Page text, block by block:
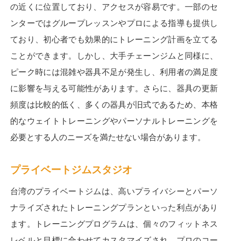
の近くに位置しており、アクセスが容易です。一部のセ
ンターではグループレッスンやプロによる指導も提供し
ており、初心者でも効果的にトレーニング計画を立てる
ことができます。しかし、大手チェーンジムと同様に、
ピーク時には混雑や器具不足が発生し、利用者の満足度
に影響を与える可能性があります。さらに、器具の更新
頻度は比較的低く、多くの器具が旧式であるため、本格
的なウェイトトレーニングやパーソナルトレーニングを
必要とする人のニーズを満たせない場合があります。
プライベートジムスタジオ
台湾のプライベートジムは、高いプライバシーとパーソ
ナライズされたトレーニングプランといった利点があり
ます。トレーニングプログラムは、個々のフィットネス